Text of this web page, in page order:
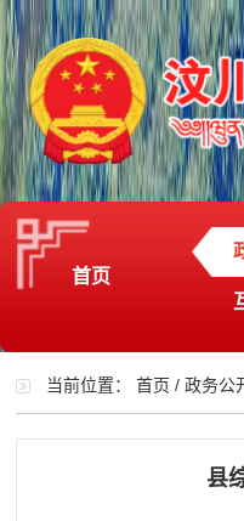
首页
当前位置：首页 /政务公
县